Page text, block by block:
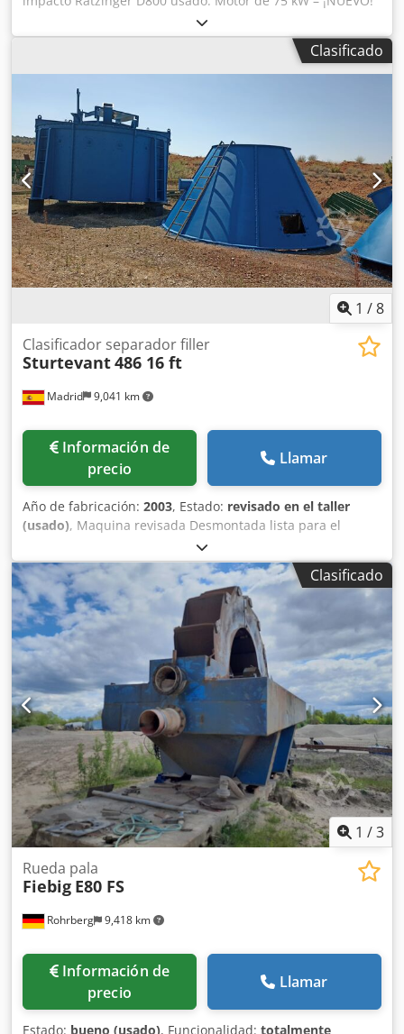
Reacondicionado completamente. Piezas de desgaste
reemplazadas. Estructura de acero incluida. Dkjdpow H
Clasificado
1 /8
Madrid 9,041 km
Clasificador separador filler
Sturtevant486 16 ft
Información de
precio
Llamar
Año de fabricación: 2003, Estado: revisado en el taller
(usado), Maquina revisada Desmontada lista para el
transporte en contenedor (2) Dkjdpfjizkxwox Abzer Forros
antidesgaste Rodamientos nuevos Capacidad de pase 160
Tm hora Motor de 50 kw a 150 Kw dependiendo de
necesidades. Motor actual instalado 75 kw
Clasificado
1 /3
Rohrberg 9,418 km
Rueda pala
Fiebig E80 FS
Información de
precio
Llamar
Estado: bueno (usado), Funcionalidad: totalmente